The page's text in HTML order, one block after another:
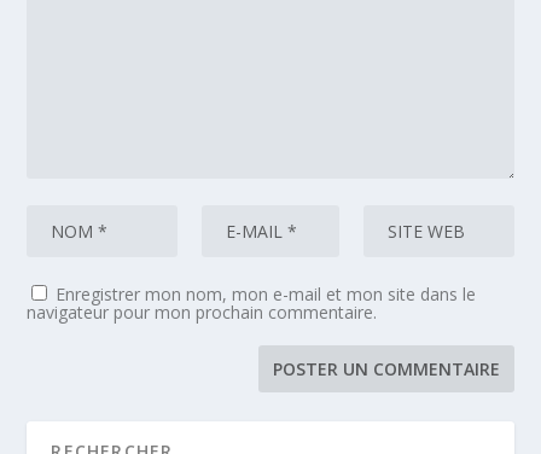
Enregistrer mon nom, mon e-mail et mon site dans le
navigateur pour mon prochain commentaire.